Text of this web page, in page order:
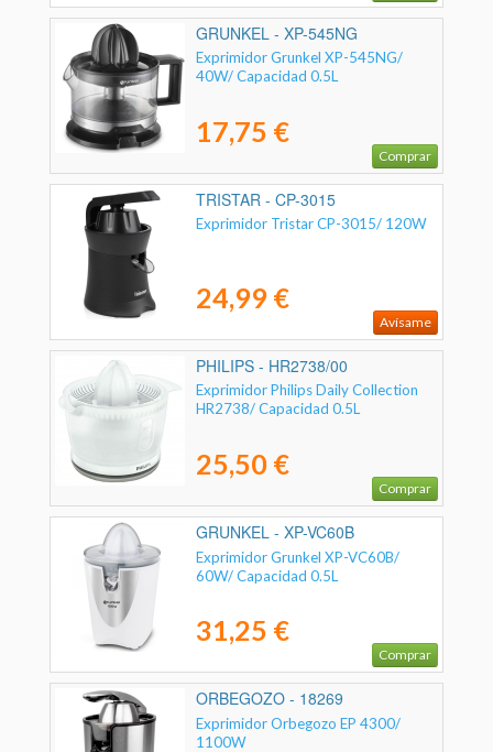
GRUNKEL - XP-545NG
Exprimidor Grunkel XP-545NG/
40W/ Capacidad 0.5L
17,75 €
Comprar
TRISTAR - CP-3015
Exprimidor Tristar CP-3015/ 120W
24,99 €
Avísame
PHILIPS - HR2738/00
Exprimidor Philips Daily Collection
HR2738/ Capacidad 0.5L
25,50 €
Comprar
GRUNKEL - XP-VC60B
Exprimidor Grunkel XP-VC60B/
60W/ Capacidad 0.5L
31,25 €
Comprar
ORBEGOZO - 18269
Exprimidor Orbegozo EP 4300/
1100W